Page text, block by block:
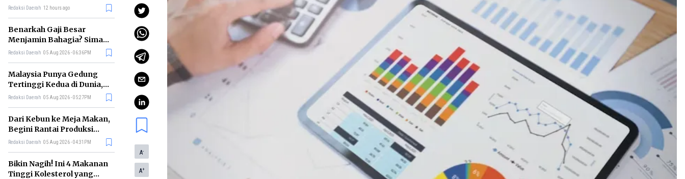
Ikut Khawatir?
Redaksi Daerah 12 hours ago
Benarkah Gaji Besar
Menjamin Bahagia? Simak
Penjelasan Ilmu Ekonomi
Redaksi Daerah 05 Aug 2026 - 06:36PM
Malaysia Punya Gedung
Tertinggi Kedua di Dunia,
Ini Daftar Lengkap 2026
Redaksi Daerah 05 Aug 2026 - 05:27PM
Dari Kebun ke Meja Makan,
Begini Rantai Produksi
Sawit di Indonesia
Redaksi Daerah 05 Aug 2026 - 04:31PM
Bikin Nagih! Ini 4 Makanan
Tinggi Kolesterol yang
A-
A+